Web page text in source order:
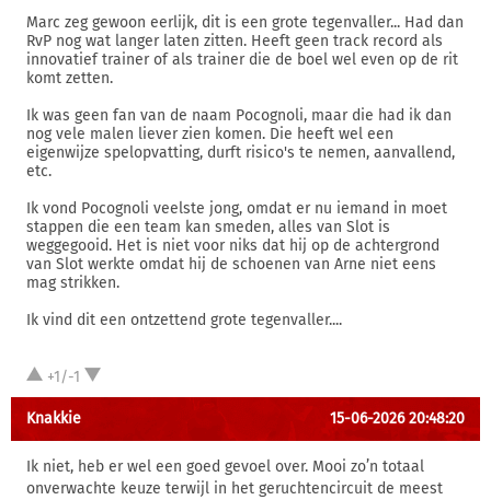
Marc zeg gewoon eerlijk, dit is een grote tegenvaller... Had dan
RvP nog wat langer laten zitten. Heeft geen track record als
innovatief trainer of als trainer die de boel wel even op de rit
komt zetten.
Ik was geen fan van de naam Pocognoli, maar die had ik dan
nog vele malen liever zien komen. Die heeft wel een
eigenwijze spelopvatting, durft risico's te nemen, aanvallend,
etc.
Ik vond Pocognoli veelste jong, omdat er nu iemand in moet
stappen die een team kan smeden, alles van Slot is
weggegooid. Het is niet voor niks dat hij op de achtergrond
van Slot werkte omdat hij de schoenen van Arne niet eens
mag strikken.
Ik vind dit een ontzettend grote tegenvaller....
+1/-1
Knakkie 15-06-2026 20:48:20
Ik niet, heb er wel een goed gevoel over. Mooi zo’n totaal
onverwachte keuze terwijl in het geruchtencircuit de meest